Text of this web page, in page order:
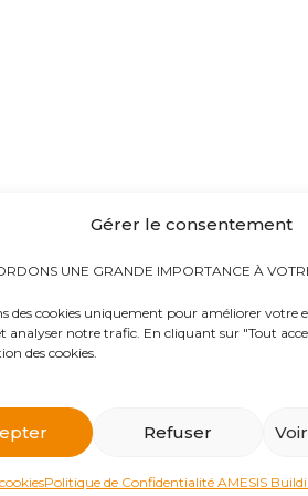
Gérer le consentement
UNE GRANDE IMPORTANCE À
des cookies uniquement pour améliorer votre
analyser notre trafic. En cliquant sur "Tout
des cookies.
Refuser
Politique de Confidentialité AMESIS
NRBC (masques à gaz,
etc..») dans notre E-
Bureaux tables bunkers NRBC-E
médicales
électromagnétique
Masques à gaz
Équipements accessoires Militaires
de protection NBC Personnelle
et Alpiniste
Traitement d’eau – Purificateurs
Générateurs d’électricité-Piles à combustible
et sécurité
Mobiliers pour Bunkers